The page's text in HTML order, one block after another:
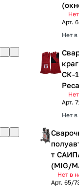
ия
Арт.
Нет в
СК-
Арт.
Нет в
т
(MIG/
Нет в
Арт. 65/